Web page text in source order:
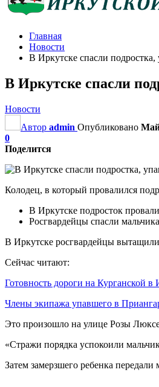
Главная
Новости
В Иркутске спасли
В Иркутске спасли
Новости
Автор admin Опубликовано Май
0
Поделится
Колодец, в который провалился
В Иркутске подросток
Росгвардейцы спасли
В Иркутске росгвардейцы
Сейчас читают:
Готовность дороги на Курганской в
Члены экипажа упавшего в
Это произошло на улице Розы
«Стражи порядка успокоили
Затем замерзшего ребенка передали